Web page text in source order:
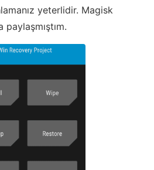
yeterlidir. Magisk
paylaşmıştım.